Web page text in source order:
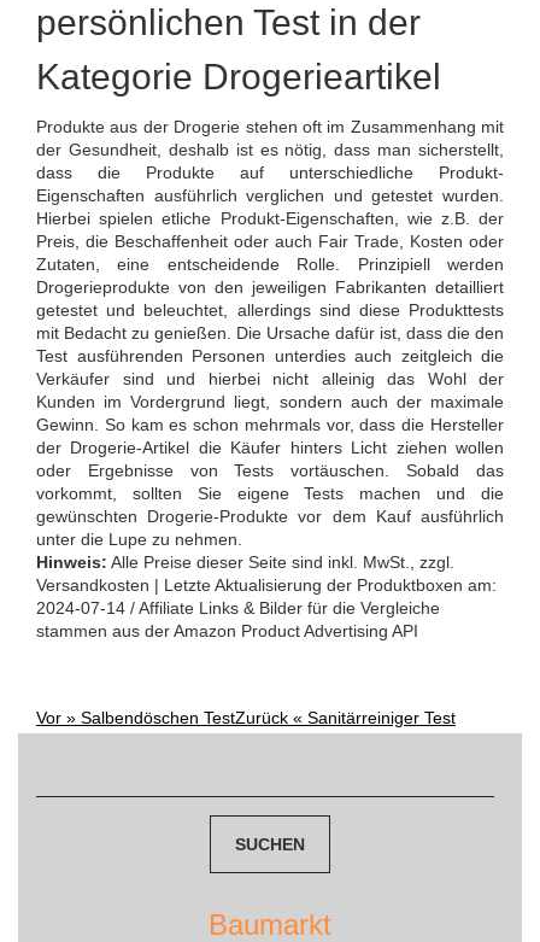
persönlichen Test in der
Kategorie Drogerieartikel
Produkte aus der Drogerie stehen oft im Zusammenhang mit
der Gesundheit, deshalb ist es nötig, dass man sicherstellt,
dass die Produkte auf unterschiedliche Produkt-
Eigenschaften ausführlich verglichen und getestet wurden.
Hierbei spielen etliche Produkt-Eigenschaften, wie z.B. der
Preis, die Beschaffenheit oder auch Fair Trade, Kosten oder
Zutaten, eine entscheidende Rolle. Prinzipiell werden
Drogerieprodukte von den jeweiligen Fabrikanten detailliert
getestet und beleuchtet, allerdings sind diese Produkttests
mit Bedacht zu genießen. Die Ursache dafür ist, dass die den
Test ausführenden Personen unterdies auch zeitgleich die
Verkäufer sind und hierbei nicht alleinig das Wohl der
Kunden im Vordergrund liegt, sondern auch der maximale
Gewinn. So kam es schon mehrmals vor, dass die Hersteller
der Drogerie-Artikel die Käufer hinters Licht ziehen wollen
oder Ergebnisse von Tests vortäuschen. Sobald das
vorkommt, sollten Sie eigene Tests machen und die
gewünschten Drogerie-Produkte vor dem Kauf ausführlich
unter die Lupe zu nehmen.
Hinweis: Alle Preise dieser Seite sind inkl. MwSt., zzgl.
Versandkosten | Letzte Aktualisierung der Produktboxen am:
2024-07-14 / Affiliate Links & Bilder für die Vergleiche
stammen aus der Amazon Product Advertising API
Post
Vor » Salbendöschen TestZurück « Sanitärreiniger Test
Baumarkt